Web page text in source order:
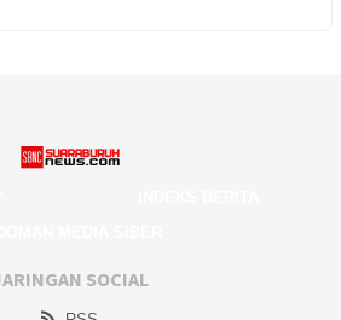
SOCIAL